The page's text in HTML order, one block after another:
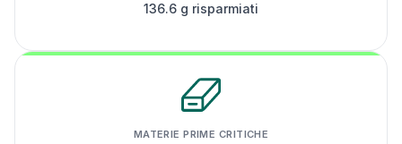
136.6 g risparmiati
MATERIE PRIME CRITICHE